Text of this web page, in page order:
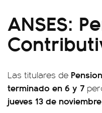
ANSES:
Las titulares de
terminado en 6 y 7
jueves 13 de